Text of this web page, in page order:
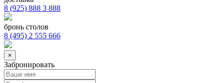
8 (925) 888 3 888
бронь столов
8 (495) 2 555 666
×
Забронировать